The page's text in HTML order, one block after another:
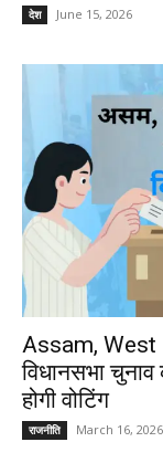
देश June 15, 2026
Assam, West
विधानसभा
होगी वोटिंग
राजनीति March 16, 2026